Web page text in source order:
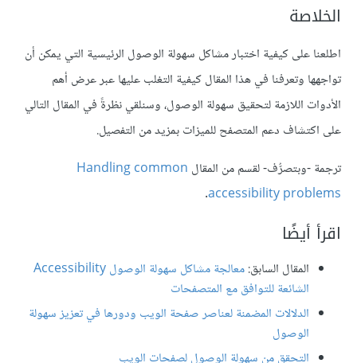
الخلاصة
اطلعنا على كيفية اختبار مشاكل سهولة الوصول الرئيسية التي يمكن أن
تواجهها وتعرفنا في هذا المقال كيفية التغلب عليها عبر عرض أهم
الأدوات اللازمة لتحقيق سهولة الوصول، وسنلقي نظرةً في المقال التالي
على اكتشاف دعم المتصفح للميزات بمزيد من التفصيل.
ترجمة -وبتصرُّف- لقسم من المقال Handling common
accessibility problems
.
اقرأ أيضًا
المقال السابق:
معالجة مشاكل سهولة الوصول Accessibility
الشائعة للتوافق مع المتصفحات
الدلالات المضمنة لعناصر صفحة الويب ودورها في تعزيز سهولة
الوصول
التحقق من سهولة الوصول لصفحات الويب